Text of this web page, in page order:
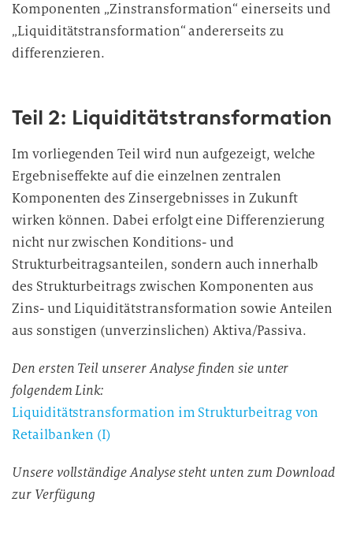
Komponenten „Zinstransformation“ einerseits und
„Liquiditätstransformation“ andererseits zu
differenzieren.
Teil 2: Liquiditätstransformation
Im vorliegenden Teil wird nun aufgezeigt, welche
Ergebniseffekte auf die einzelnen zentralen
Komponenten des Zinsergebnisses in Zukunft
wirken können. Dabei erfolgt eine Differenzierung
nicht nur zwischen Konditions- und
Strukturbeitragsanteilen, sondern auch innerhalb
des Strukturbeitrags zwischen Komponenten aus
Zins- und Liquiditätstransformation sowie Anteilen
aus sonstigen (unverzinslichen) Aktiva/Passiva.
Den ersten Teil unserer Analyse finden sie unter
folgendem Link:
Liquiditätstransformation im Strukturbeitrag von
Retailbanken (I)
Unsere vollständige Analyse steht unten zum Download
zur Verfügung